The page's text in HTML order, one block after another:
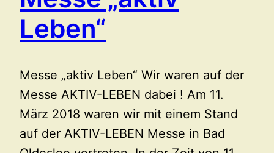
Leben“
Messe „aktiv Leben“ Wir waren auf der
Messe AKTIV-LEBEN dabei ! Am 11.
März 2018 waren wir mit einem Stand
auf der AKTIV-LEBEN Messe in Bad